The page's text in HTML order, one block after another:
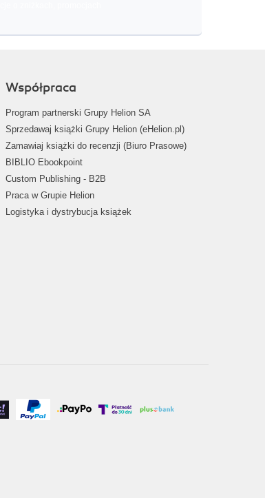
Współpraca
Program partnerski Grupy Helion SA
Sprzedawaj książki Grupy Helion (eHelion.pl)
Zamawiaj książki do recenzji (Biuro Prasowe)
BIBLIO Ebookpoint
Custom Publishing - B2B
Praca w Grupie Helion
Logistyka i dystrybucja książek